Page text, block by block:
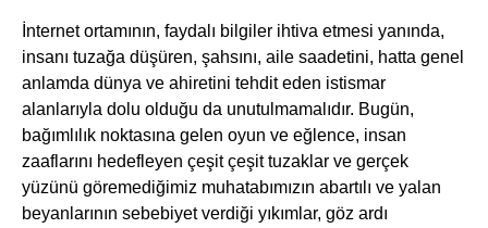
İnternet ortamının, faydalı bilgiler ihtiva etmesi yanında,
insanı tuzağa düşüren, şahsını, aile saadetini, hatta genel
anlamda dünya ve ahiretini tehdit eden istismar
alanlarıyla dolu olduğu da unutulmamalıdır. Bugün,
bağımlılık noktasına gelen oyun ve eğlence, insan
zaaflarını hedefleyen çeşit çeşit tuzaklar ve gerçek
yüzünü göremediğimiz muhatabımızın abartılı ve yalan
beyanlarının sebebiyet verdiği yıkımlar, göz ardı